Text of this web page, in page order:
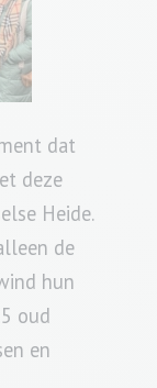
dat
deze
Heide.
de
hun
oud
en